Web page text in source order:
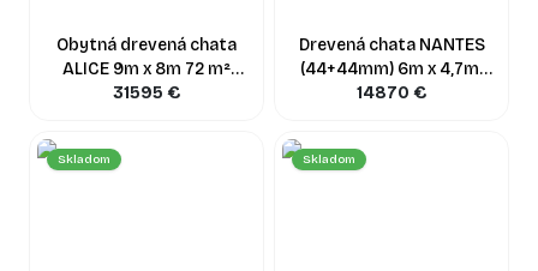
Obytná drevená chata
ALICE 9m x 8m 72 m²
(44+44mm)
31595 €
Drevená chata NANTES
(44+44mm) 6m x 4,7m,
24 m² + 3,5 m²
14870 €
Skladom Skladom